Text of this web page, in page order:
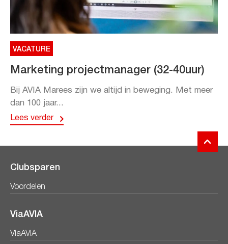
VACATURE
Marketing projectmanager (32-40uur)
Bij AVIA Marees zijn we altijd in beweging. Met meer
dan 100 jaar...
Lees verder
Clubsparen
Voordelen
ViaAVIA
ViaAVIA